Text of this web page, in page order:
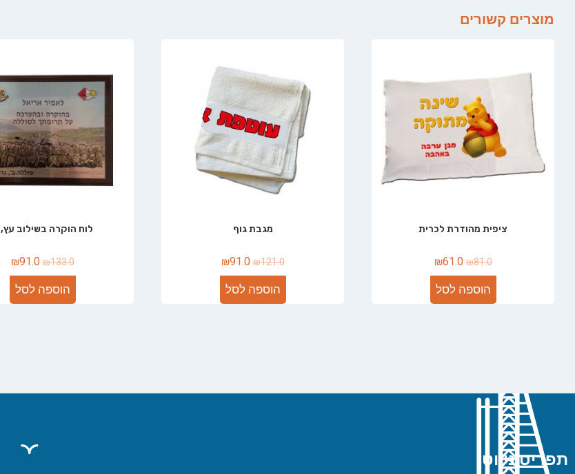
מוצרים קשורים
ציפית מהודרת לכרית
₪81.0
₪61.0
הוספה לסל
מגבת גוף
₪121.0
₪91.0
הוספה לסל
לוח הוקרה בשילוב עץ, S
₪133.0
₪91.0
הוספה לסל
תפריט ניווט